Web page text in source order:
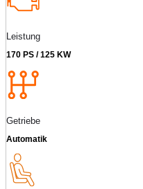
Leistung
170 PS / 125 KW
Getriebe
Automatik